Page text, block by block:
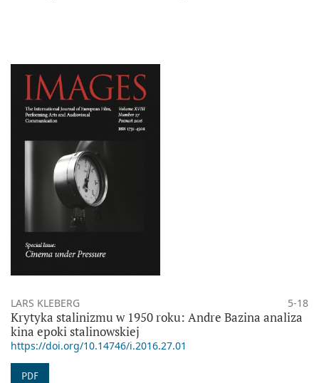
LARS KLEBERG 5-18
Krytyka stalinizmu w 1950 roku: Andre Bazina analiza
kina epoki stalinowskiej
https://doi.org/10.14746/i.2016.27.01
PDF